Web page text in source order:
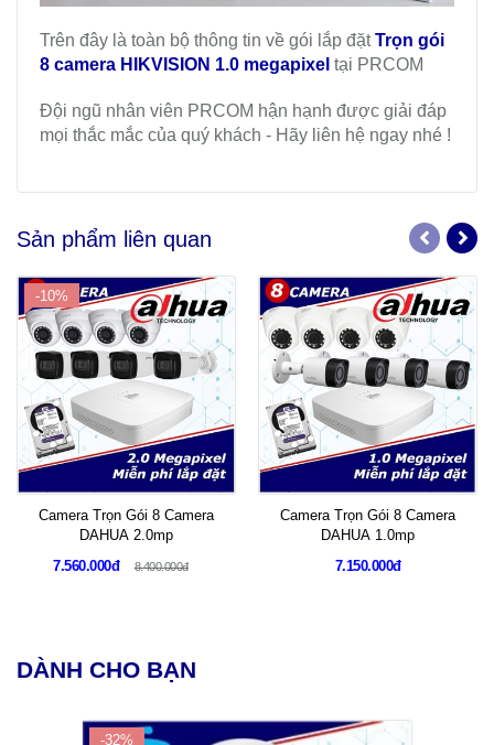
Trên đây là toàn bộ thông tin về gói lắp đặtTrọn gói
8 camera HIKVISION 1.0 megapixel tại PRCOM
Đội ngũ nhân viên PRCOM hận hạnh được giải đáp
mọi thắc mắc của quý khách - Hãy liên hệ ngay nhé !
Sản phẩm liên quan
-10%
Camera Trọn Gói 8 Camera
DAHUA 2.0mp
7.560.000đ
8.400.000đ
Camera Trọn Gói 8 Camera
DAHUA 1.0mp
7.150.000đ
DÀNH CHO BẠN
-32%